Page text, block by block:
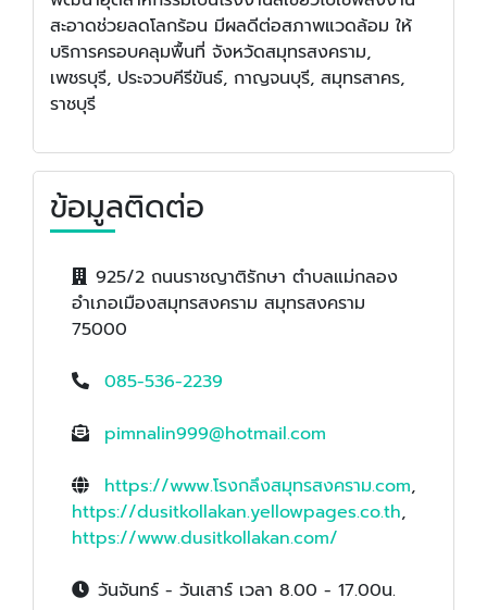
สะอาดช่วยลดโลกร้อน มีผลดีต่อสภาพแวดล้อม ให้
บริการครอบคลุมพื้นที่ จังหวัดสมุทรสงคราม,
เพชรบุรี, ประจวบคีรีขันธ์, กาญจนบุรี, สมุทรสาคร,
ราชบุรี
ข้อมูลติดต่อ
925/2 ถนนราชญาติรักษา ตำบลแม่กลอง
อำเภอเมืองสมุทรสงคราม สมุทรสงคราม
75000
085-536-2239
pimnalin999@hotmail.com
https://www.โรงกลึงสมุทรสงคราม.com,
https://dusitkollakan.yellowpages.co.th,
https://www.dusitkollakan.com/
วันจันทร์ - วันเสาร์ เวลา 8.00 - 17.00น.